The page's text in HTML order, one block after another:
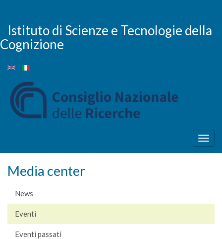
contenuto
principale
Istituto di Scienze e Tecnologie della
Cognizione
Media center
News
Eventi
Eventi passati